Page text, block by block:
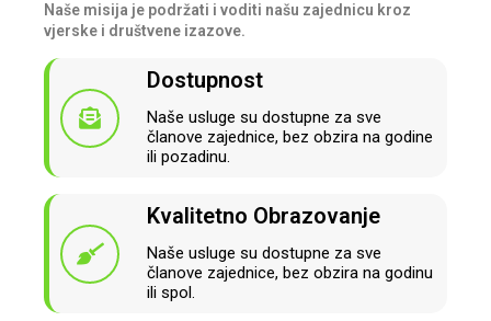
Naše misija je podržati i voditi našu zajednicu kroz
vjerske i društvene izazove.
Dostupnost
Naše usluge su dostupne za sve
članove zajednice, bez obzira na godine
ili pozadinu.
Kvalitetno Obrazovanje
Naše usluge su dostupne za sve
članove zajednice, bez obzira na godinu
ili spol.